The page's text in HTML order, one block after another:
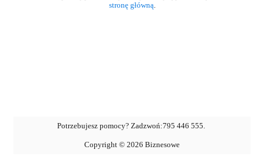
stronę główną.
Potrzebujesz pomocy? Zadzwoń:795 446 555.
Copyright © 2026 Biznesowe